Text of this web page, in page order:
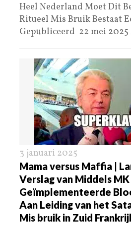
Heel Nederland Moet Dit
Ritueel Mis Bruik Bestaat
Gepubliceerd 22 mei 2025
3 januari 2025
Mama versus Maffia |
Verslag van Middels
Geïmplementeerde
Aan Leiding van het
Mis bruik in Zuid